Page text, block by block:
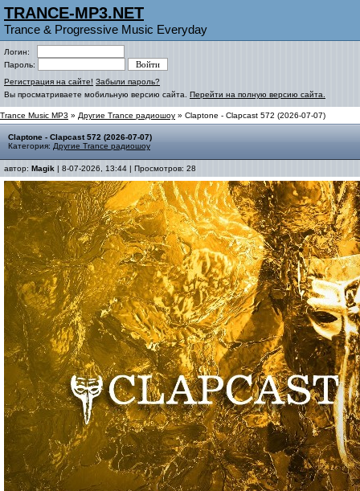
TRANCE-MP3.NET
Trance & Progressive Music Everyday
Логин:
Пароль:
Регистрация на сайте! Забыли пароль?
Вы просматриваете мобильную версию сайта. Перейти на полную версию сайта.
Trance Music MP3 » Другие Trance радиошоу » Claptone - Clapcast 572 (2026-07-07)
Claptone - Clapcast 572 (2026-07-07)
Категория: Другие Trance радиошоу
автор: Magik | 8-07-2026, 13:44 | Просмотров: 28